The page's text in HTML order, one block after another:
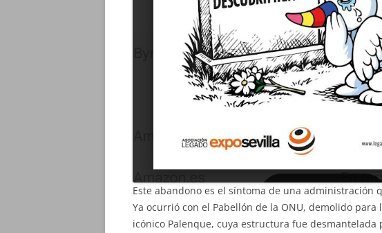
Este abandono es el síntoma de una administración
Ya ocurrió con el Pabellón de la ONU, demolido
icónico Palenque, cuya estructura fue desmantelada